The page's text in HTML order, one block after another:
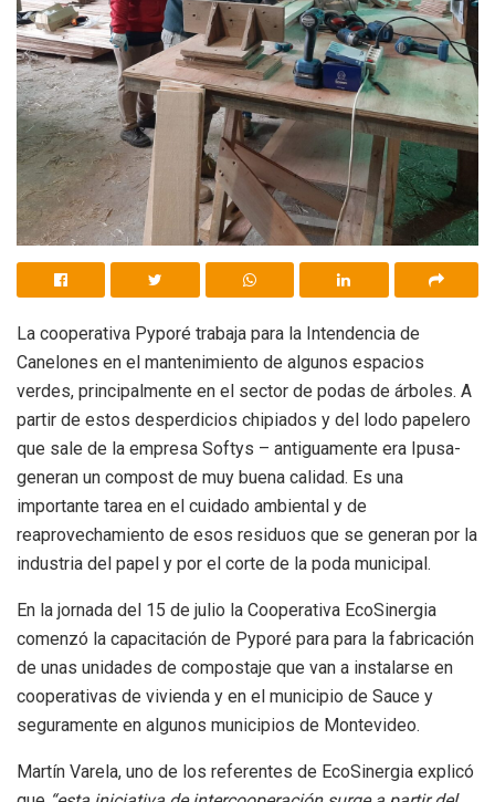
La cooperativa Pyporé trabaja para la Intendencia de
Canelones en el mantenimiento de algunos espacios
verdes, principalmente en el sector de podas de árboles. A
partir de estos desperdicios chipiados y del lodo papelero
que sale de la empresa Softys – antiguamente era Ipusa-
generan un compost de muy buena calidad. Es una
importante tarea en el cuidado ambiental y de
reaprovechamiento de esos residuos que se generan por la
industria del papel y por el corte de la poda municipal.
En la jornada del 15 de julio la Cooperativa EcoSinergia
comenzó la capacitación de Pyporé para para la fabricación
de unas unidades de compostaje que van a instalarse en
cooperativas de vivienda y en el municipio de Sauce y
seguramente en algunos municipios de Montevideo.
Martín Varela, uno de los referentes de EcoSinergia explicó